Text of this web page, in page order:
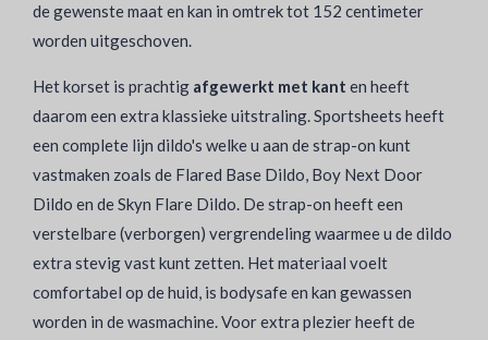
de gewenste maat en kan in omtrek tot 152 centimeter
worden uitgeschoven.
Het korset is prachtig afgewerkt met kant en heeft
daarom een extra klassieke uitstraling. Sportsheets heeft
een complete lijn dildo's welke u aan de strap-on kunt
vastmaken zoals de Flared Base Dildo, Boy Next Door
Dildo en de Skyn Flare Dildo. De strap-on heeft een
verstelbare (verborgen) vergrendeling waarmee u de dildo
extra stevig vast kunt zetten. Het materiaal voelt
comfortabel op de huid, is bodysafe en kan gewassen
worden in de wasmachine. Voor extra plezier heeft de